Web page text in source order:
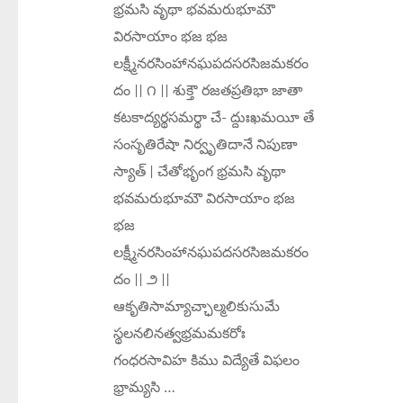
భ్రమసి వృథా భవమరుభూమౌ
విరసాయాం భజ భజ
లక్ష్మీనరసింహానఘపదసరసిజమకరం
దం || ౧ || శుక్తౌ రజతప్రతిభా జాతా
కటకాద్యర్థసమర్థా చే- ద్దుఃఖమయీ తే
సంసృతిరేషా నిర్వృతిదానే నిపుణా
స్యాత్ | చేతోభృంగ భ్రమసి వృథా
భవమరుభూమౌ విరసాయాం భజ
భజ
లక్ష్మీనరసింహానఘపదసరసిజమకరం
దం || ౨ ||
ఆకృతిసామ్యాచ్ఛాల్మలికుసుమే
స్థలనలినత్వభ్రమమకరోః
గంధరసావిహ కిము విద్యేతే విఫలం
భ్రామ్యసి …